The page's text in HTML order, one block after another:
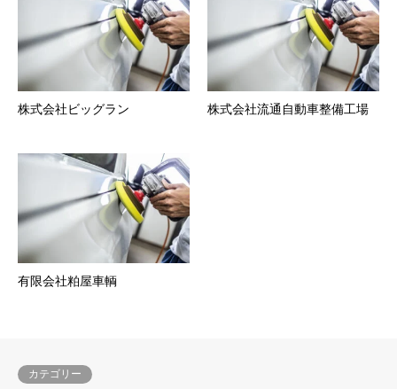
株式会社ビッグラン 株式会社流通自動車整備工場
有限会社粕屋車輌
カテゴリー